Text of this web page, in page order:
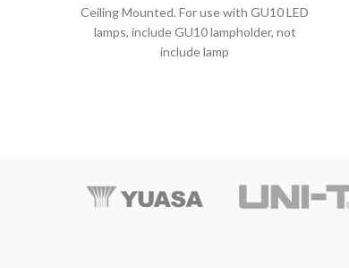
Ceiling Mounted. For use with GU10 LED
lamps, include GU10 lampholder, not
include lamp